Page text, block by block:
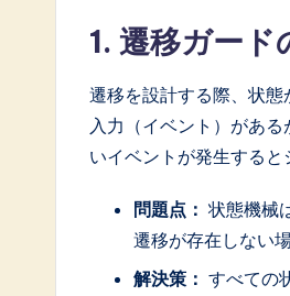
1. 遷移ガード
遷移を設計する際、状
入力（イベント）があ
いイベントが発生する
問題点： 状態機械
遷移が存在しない
解決策： すべての